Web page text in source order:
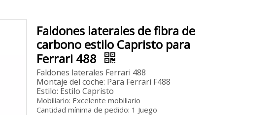
Faldones laterales de fibra de
carbono estilo Capristo para
Ferrari 488
Faldones laterales Ferrari 488
Montaje del coche: Para Ferrari F488
Estilo: Estilo Capristo
Mobiliario: Excelente mobiliario
Cantidad mínima de pedido: 1 Juego